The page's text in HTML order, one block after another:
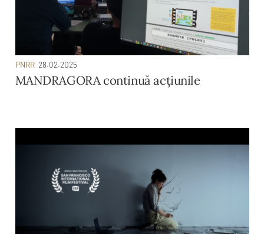
PNRR 28.02.2025
MANDRAGORA continuă acţiunile